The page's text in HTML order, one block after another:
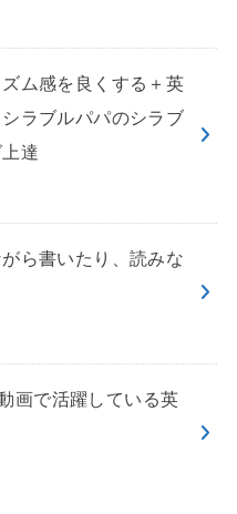
ム感を良くする＋英
ラブルパパのシラブ
達
ら書いたり、読みな
画で活躍している英